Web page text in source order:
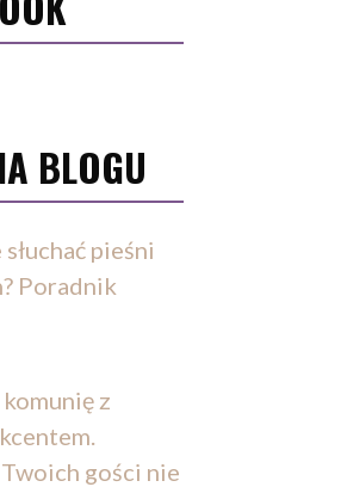
BLOGU
pieśni
Poradnik
z
gości nie